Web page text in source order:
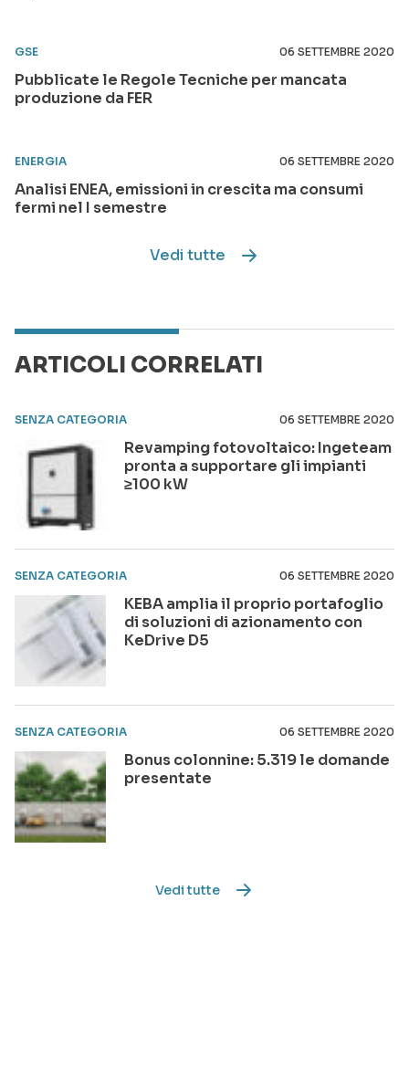
GSE 06 SETTEMBRE 2020
Pubblicate le Regole Tecniche per mancata
produzione da FER
ENERGIA 06 SETTEMBRE 2020
Analisi ENEA, emissioni in crescita ma consumi
fermi nel I semestre
Vedi tutte
ARTICOLI CORRELATI
SENZA CATEGORIA 06 SETTEMBRE 2020
Revamping fotovoltaico: Ingeteam
pronta a supportare gli impianti
≥100 kW
SENZA CATEGORIA 06 SETTEMBRE 2020
KEBA amplia il proprio portafoglio
di soluzioni di azionamento con
KeDrive D5
SENZA CATEGORIA 06 SETTEMBRE 2020
Bonus colonnine: 5.319 le domande
presentate
Vedi tutte